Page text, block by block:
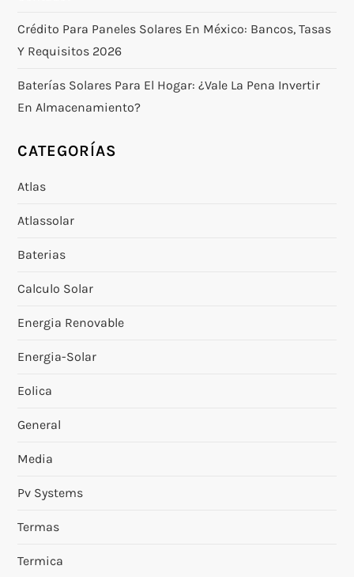
Crédito Para Paneles Solares En México: Bancos, Tasas
Y Requisitos 2026
Baterías Solares Para El Hogar: ¿vale La Pena Invertir
En Almacenamiento?
CATEGORÍAS
Atlas
Atlassolar
Baterias
Calculo Solar
Energia Renovable
Energia-Solar
Eolica
General
Media
Pv Systems
Termas
Termica